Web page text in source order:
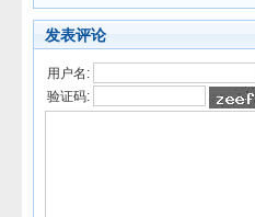
发表评论
用户名:
验证码: